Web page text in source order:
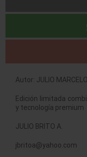
Autor: JULIO
Edición limitada
y tecnología premium
JULIO BRITO A.
jbritoa@yahoo.com